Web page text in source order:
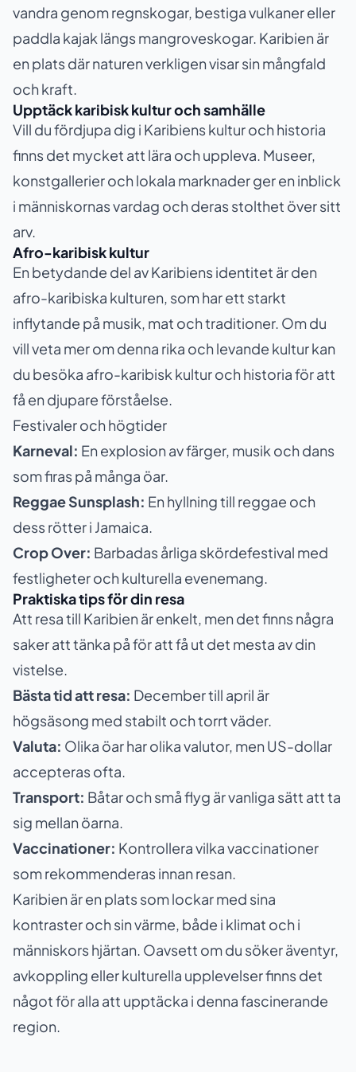
vandra genom regnskogar, bestiga vulkaner eller
paddla kajak längs mangroveskogar. Karibien är
en plats där naturen verkligen visar sin mångfald
och kraft.
Upptäck karibisk kultur och samhälle
Vill du fördjupa dig i Karibiens kultur och historia
finns det mycket att lära och uppleva. Museer,
konstgallerier och lokala marknader ger en inblick
i människornas vardag och deras stolthet över sitt
arv.
Afro-karibisk kultur
En betydande del av Karibiens identitet är den
afro-karibiska kulturen, som har ett starkt
inflytande på musik, mat och traditioner. Om du
vill veta mer om denna rika och levande kultur kan
du besöka afro-karibisk kultur och historiaför att
få en djupare förståelse.
Festivaler och högtider
Karneval: En explosion av färger, musik och dans
som firas på många öar.
Reggae Sunsplash: En hyllning till reggae och
dess rötter i Jamaica.
Crop Over: Barbadas årliga skördefestival med
festligheter och kulturella evenemang.
Praktiska tips för din resa
Att resa till Karibien är enkelt, men det finns några
saker att tänka på för att få ut det mesta av din
vistelse.
Bästa tid att resa: December till april är
högsäsong med stabilt och torrt väder.
Valuta: Olika öar har olika valutor, men US-dollar
accepteras ofta.
Transport: Båtar och små flyg är vanliga sätt att ta
sig mellan öarna.
Vaccinationer: Kontrollera vilka vaccinationer
som rekommenderas innan resan.
Karibien är en plats som lockar med sina
kontraster och sin värme, både i klimat och i
människors hjärtan. Oavsett om du söker äventyr,
avkoppling eller kulturella upplevelser finns det
något för alla att upptäcka i denna fascinerande
region.